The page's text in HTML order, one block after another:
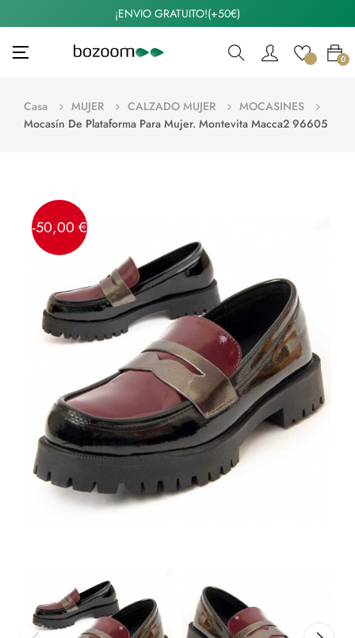
¡ENVIO GRATUITO!(+50€)
Navegación
☰ 0
Casa MUJER CALZADO MUJER
MOCASINES
Mocasín De Plataforma Para Mujer. Montevita Macca2 96605
-50,00 €